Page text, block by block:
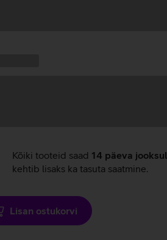
Kõiki tooteid saad 14 päeva jooksul
kehtib lisaks ka tasuta saatmine.
Lisan ostukorvi